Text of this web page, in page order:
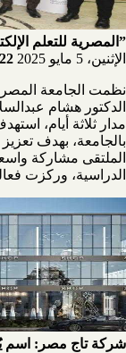
”المصرية للتعلم
الإثنين، 5 مايو 2025
نظمت الجامعة المصرية
الدكتور هشام
مدار ثلاثة أيام،
بالجامعة، بهدف تعزيز
الملتقى مشاركة
الدراسية، وركزت
شركة تاج مصر: اسم